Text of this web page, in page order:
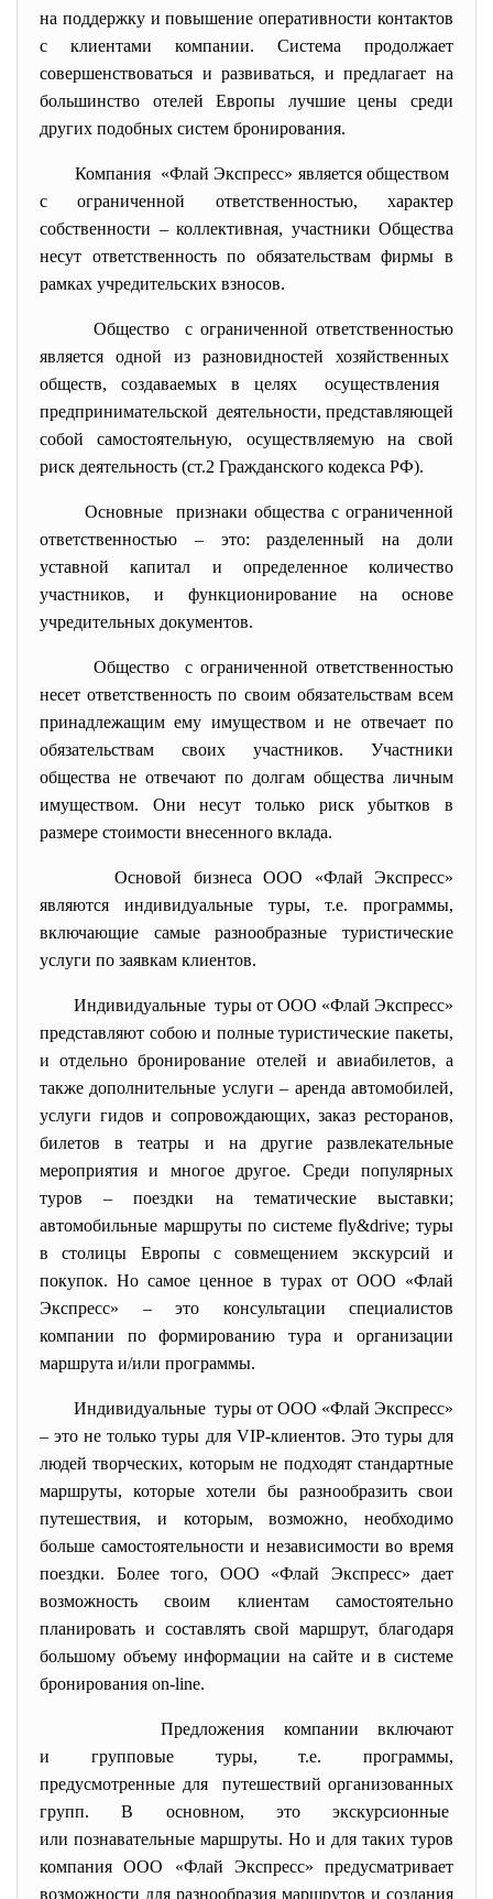
на поддержку и повышение оперативности контактов
с клиентами компании. Система продолжает
совершенствоваться и развиваться, и предлагает на
большинство отелей Европы лучшие цены среди
других подобных систем бронирования.
Компания «Флай Экспресс» является обществом
с ограниченной ответственностью, характер
собственности – коллективная, участники Общества
несут ответственность по обязательствам фирмы в
рамках учредительских взносов.
Общество с ограниченной ответственностью
является одной из разновидностей хозяйственных
обществ, создаваемых в целях осуществления
предпринимательской деятельности, представляющей
собой самостоятельную, осуществляемую на свой
риск деятельность (ст.2 Гражданского кодекса РФ).
Основные признаки общества с ограниченной
ответственностью – это: разделенный на доли
уставной капитал и определенное количество
участников, и функционирование на основе
учредительных документов.
Общество с ограниченной ответственностью
несет ответственность по своим обязательствам всем
принадлежащим ему имуществом и не отвечает по
обязательствам своих участников. Участники
общества не отвечают по долгам общества личным
имуществом. Они несут только риск убытков в
размере стоимости внесенного вклада.
Основой бизнеса ООО «Флай Экспресс»
являются индивидуальные туры, т.е. программы,
включающие самые разнообразные туристические
услуги по заявкам клиентов.
Индивидуальные туры от ООО «Флай Экспресс»
представляют собою и полные туристические пакеты,
и отдельно бронирование отелей и авиабилетов, а
также дополнительные услуги – аренда автомобилей,
услуги гидов и сопровождающих, заказ ресторанов,
билетов в театры и на другие развлекательные
мероприятия и многое другое. Среди популярных
туров – поездки на тематические выставки;
автомобильные маршруты по системе fly&drive; туры
в столицы Европы с совмещением экскурсий и
покупок. Но самое ценное в турах от ООО «Флай
Экспресс» – это консультации специалистов
компании по формированию тура и организации
маршрута и/или программы.
Индивидуальные туры от ООО «Флай Экспресс»
– это не только туры для VIP-клиентов. Это туры для
людей творческих, которым не подходят стандартные
маршруты, которые хотели бы разнообразить свои
путешествия, и которым, возможно, необходимо
больше самостоятельности и независимости во время
поездки. Более того, ООО «Флай Экспресс» дает
возможность своим клиентам самостоятельно
планировать и составлять свой маршрут, благодаря
большому объему информации на сайте и в системе
бронирования on-line.
Предложения компании включают
и групповые туры, т.е. программы,
предусмотренные для путешествий организованных
групп. В основном, это экскурсионные
или познавательные маршруты. Но и для таких туров
компания ООО «Флай Экспресс» предусматривает
возможности для разнообразия маршрутов и создания